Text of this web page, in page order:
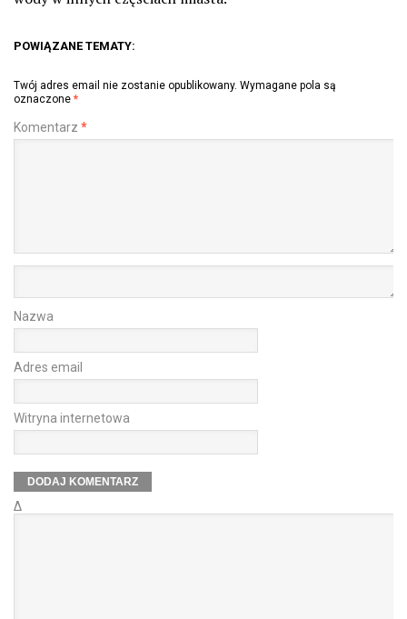
POWIĄZANE TEMATY:
Twój adres email nie zostanie opublikowany. Wymagane pola są
oznaczone *
Komentarz *
Nazwa
Adres email
Witryna internetowa
Δ